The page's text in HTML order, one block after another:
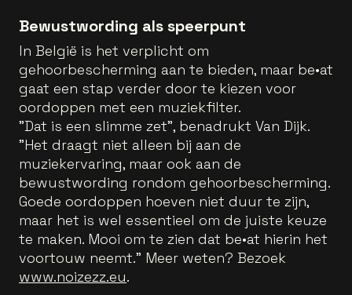
Bewustwording als speerpunt
In België is het verplicht om
gehoorbescherming aan te bieden, maar be•at
gaat een stap verder door te kiezen voor
oordoppen met een muziekfilter.
"Dat is een slimme zet", benadrukt Van Dijk.
"Het draagt niet alleen bij aan de
muziekervaring, maar ook aan de
bewustwording rondom gehoorbescherming.
Goede oordoppen hoeven niet duur te zijn,
maar het is wel essentieel om de juiste keuze
te maken. Mooi om te zien dat be•at hierin het
voortouw neemt." Meer weten? Bezoek
www.noizezz.eu.